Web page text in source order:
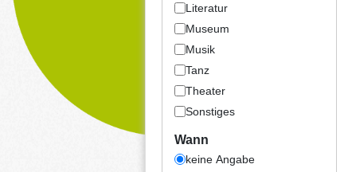
Literatur
Museum
Musik
Tanz
Theater
Sonstiges
Wann
keine Angabe